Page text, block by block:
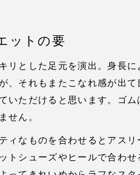
ットの要
リとした足元を演出。身長に
、それもまたこなれ感が出て
いただけると思います。ゴム
せん。
ィなものを合わせるとアスリ
トシューズやヒールで合わせ